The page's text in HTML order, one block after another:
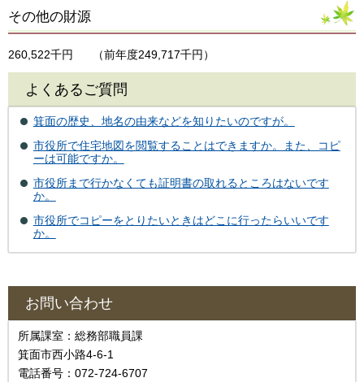
その他の財源
260,522千円 （前年度249,717千円）
よくあるご質問
箕面の歴史、地名の由来などを知りたいのですが。
市役所で住宅地図を閲覧することはできますか。また、コピ
ーは可能ですか。
市役所まで行かなくても証明書の取れるところはないです
か。
市役所でコピーをとりたいときはどこに行ったらいいです
か。
お問い合わせ
所属課室：総務部職員課
箕面市西小路4‐6‐1
電話番号：072-724-6707